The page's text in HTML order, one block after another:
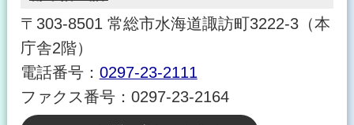
〒303-8501 常総市水海道諏訪町3222-3（本
庁舎2階）
電話番号： 0297-23-2111
ファクス番号：0297-23-2164